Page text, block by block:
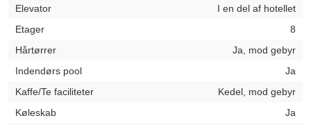
Elevator
I en del af hotellet
Etager
8
Hårtørrer
Ja, mod gebyr
Indendørs pool
Ja
Kaffe/Te faciliteter
Kedel, mod gebyr
Køleskab
Ja